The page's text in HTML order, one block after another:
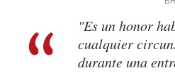
"Es un honor
cualquier
durante una